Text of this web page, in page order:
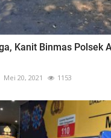
Kanit Binmas Polsek
Mei 20, 2021 1153